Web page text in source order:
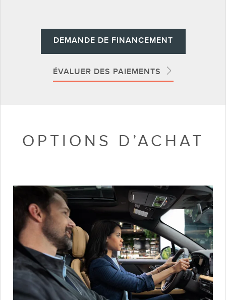
DEMANDE DE FINANCEMENT
ÉVALUER DES PAIEMENTS
OPTIONS D’ACHAT